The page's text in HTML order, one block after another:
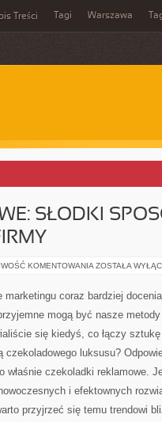
Treści Tagi Warszawa
SŁODKI
KOMENTOWANIA CZEKOLADKI
SPOSÓB
NA
TWOJEJ
ZOSTAŁA
marketingu coraz bardziej
mogą być nasze
się kiedyś, co łączy
czekoladowego luksusu?
właśnie czekoladki reklamowe.
i efektownych
przyjrzeć się temu trendowi